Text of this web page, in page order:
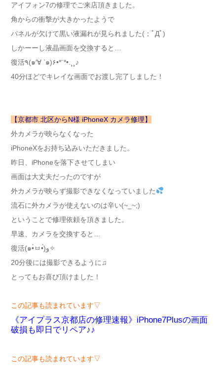
アイフォン7の修理でご来店頂きました。
角からの衝撃が大きかったようで
パネルが欠けて黒い液漏れが見られました(；ﾟДﾟ)
しかーーし液晶画面を交換すると…
復活٩(๑′∀ ‵๑)۶•*¨*•.¸¸♪
40分ほどでキレイな画面でお渡し完了しました！
【京都市 北区からN様 iPhoneX カメラ修理】
外カメラが映らなくなった
iPhoneXをお持ち込みいただきました。
昨日、iPhoneを落下させてしまい
画面は大丈夫だったのですが
外カメラが映らず撮影できなくなっていました
流石に外カメラが使えないのは辛い(~_~;)
ということで修理依頼を頂きました。
早速、カメラを交換すると…
復活(๑•̀ㅂ•́)و✧
20分後には撮影できるように♫
とってもお喜び頂けました！
この記事も読まれています▽
《アイプラス京都店の修理速報》iPhone7Plusの画面
破損も即日でリペア♪♪
この記事も読まれています▽